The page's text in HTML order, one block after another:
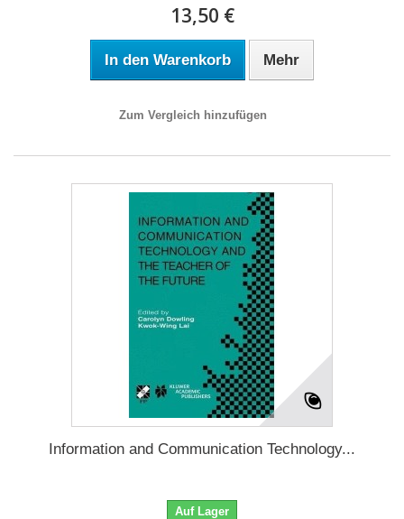
13,50 €
In den Warenkorb Mehr
Zum Vergleich hinzufügen
Information and Communication Technology...
Auf Lager